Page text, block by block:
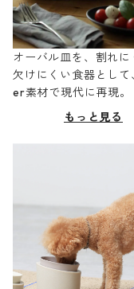
オーバル皿を、割れに
欠けにくい食器とし
er素材で現代に再現。
もっと見る